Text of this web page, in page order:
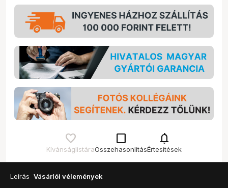
Kívánságlistára
check_box_outline_blank
Összehasonlítás
notifications
Értesítések
Leírás Vásárlói vélemények